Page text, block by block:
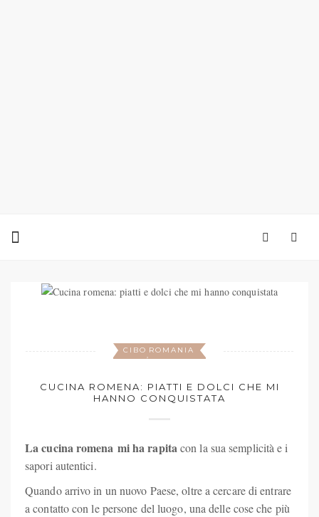
CIBO
,
ROMANIA
CUCINA ROMENA: PIATTI E DOLCI CHE MI
HANNO CONQUISTATA
La cucina romena mi ha rapitacon la sua semplicità e i
sapori autentici.
Quando arrivo in un nuovo Paese, oltre a cercare di entrare
a contatto con le persone del luogo, una delle cose che più